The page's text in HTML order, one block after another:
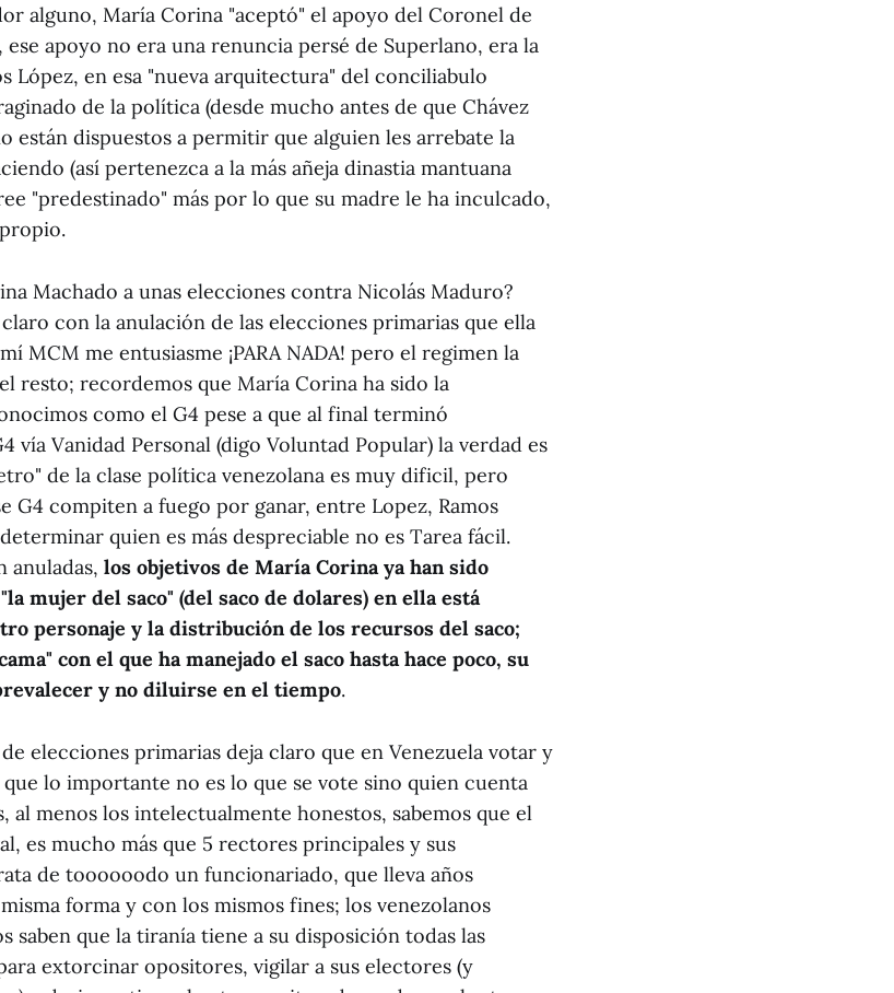
alguno, María Corina "aceptó" el apoyo del Coronel de
apoyo no era una renuncia persé de Superlano, era la
López, en esa "nueva arquitectura" del conciliabulo
de la política (desde mucho antes de que Chávez
están dispuestos a permitir que alguien les arrebate la
(así pertenezca a la más añeja dinastia mantuana
"predestinado" más por lo que su madre le ha inculcado,
Machado a unas elecciones contra Nicolás Maduro?
con la anulación de las elecciones primarias que ella
MCM me entusiasme ¡PARA NADA! pero el regimen la
resto; recordemos que María Corina ha sido la
como el G4 pese a que al final terminó
vía Vanidad Personal (digo Voluntad Popular) la verdad es
de la clase política venezolana es muy dificil, pero
G4 compiten a fuego por ganar, entre Lopez, Ramos
quien es más despreciable no es Tarea fácil.
anuladas, los objetivos de María Corina ya han sido
mujer del saco" (del saco de dolares) en ella está
personaje y la distribución de los recursos del saco;
con el que ha manejado el saco hasta hace poco, su
y no diluirse en el tiempo.
elecciones primarias deja claro que en Venezuela votar y
lo importante no es lo que se vote sino quien cuenta
al menos los intelectualmente honestos, sabemos que el
es mucho más que 5 rectores principales y sus
de toooooodo un funcionariado, que lleva años
forma y con los mismos fines; los venezolanos
saben que la tiranía tiene a su disposición todas las
extorcinar opositores, vigilar a sus electores (y